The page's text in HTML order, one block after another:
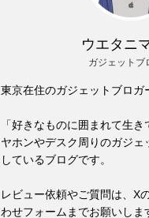
ウエタニ
ガジェットブ
東京在住のガジェットブロガ
「好きなものに囲まれて生
ヤホンやデスク周りのガジ
しているブログです。
レビュー依頼やご質問は、X
わせフォームまでお願いしま